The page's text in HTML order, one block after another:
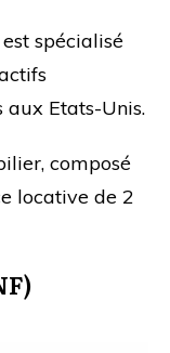
spécialisé
Etats-Unis.
composé
locative de 2